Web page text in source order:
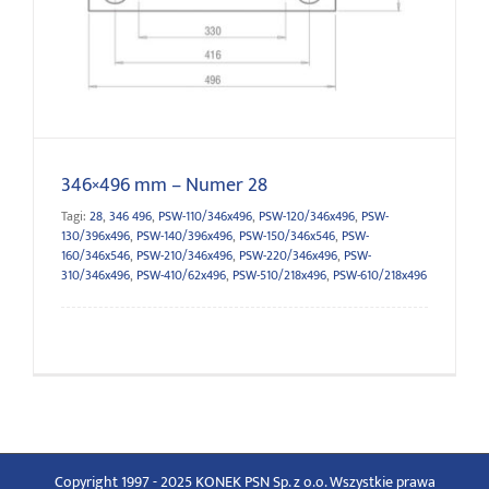
346×496 mm – Numer 28
Tagi: 28, 346 496, PSW-110/346x496, PSW-120/346x496, PSW-
130/396x496, PSW-140/396x496, PSW-150/346x546, PSW-
160/346x546, PSW-210/346x496, PSW-220/346x496, PSW-
310/346x496, PSW-410/62x496, PSW-510/218x496, PSW-610/218x496
Copyright 1997 - 2025 KONEK PSN Sp. z o.o. Wszystkie prawa